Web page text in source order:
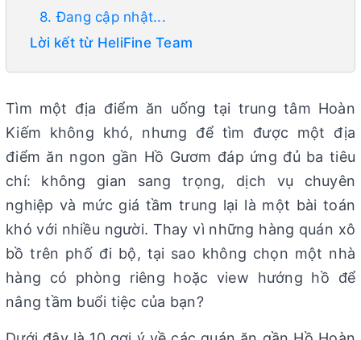
8. Đang cập nhật...
Lời kết từ HeliFine Team
Tìm một địa điểm ăn uống tại trung tâm Hoàn
Kiếm không khó, nhưng để tìm được một địa
điểm ăn ngon gần Hồ Gươm đáp ứng đủ ba tiêu
chí: không gian sang trọng, dịch vụ chuyên
nghiệp và mức giá tầm trung lại là một bài toán
khó với nhiều người. Thay vì những hàng quán xô
bồ trên phố đi bộ, tại sao không chọn một nhà
hàng có phòng riêng hoặc view hướng hồ để
nâng tầm buổi tiệc của bạn?